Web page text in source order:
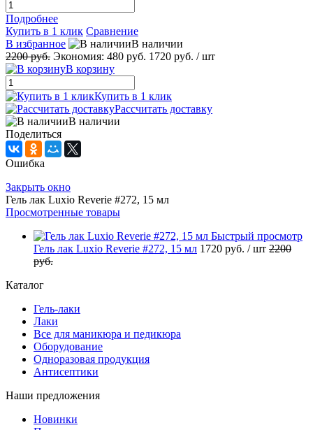
Подробнее
Купить в 1 клик Сравнение
В избранное
В наличии
2200 руб. Экономия: 480 руб. 1720 руб. / шт
В корзину
Купить в 1 клик
Рассчитать доставку
В наличии
Поделиться
Ошибка
Закрыть окно
Гель лак Luxio Reverie #272, 15 мл
Просмотренные товары
Быстрый просмотр
Гель лак Luxio Reverie #272, 15 мл 1720 руб. / шт 2200
руб.
Каталог
Гель-лаки
Лаки
Все для маникюра и педикюра
Оборудование
Одноразовая продукция
Антисептики
Наши предложения
Новинки